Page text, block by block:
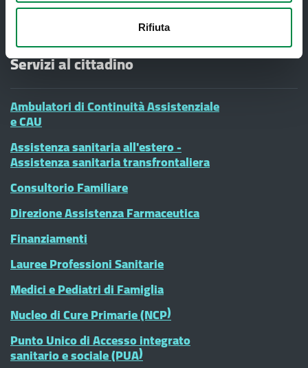
Rifiuta
Servizi al cittadino
Ambulatori di Continuità Assistenziale
e CAU
Assistenza sanitaria all'estero -
Assistenza sanitaria transfrontaliera
Consultorio Familiare
Direzione Assistenza Farmaceutica
Finanziamenti
Lauree Professioni Sanitarie
Medici e Pediatri di Famiglia
Nucleo di Cure Primarie (NCP)
Punto Unico di Accesso integrato
sanitario e sociale (PUA)